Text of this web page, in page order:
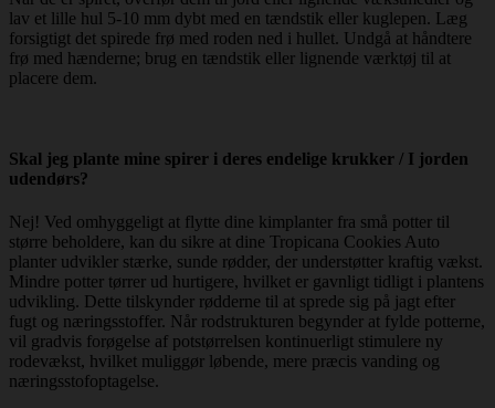
lav et lille hul 5-10 mm dybt med en tændstik eller kuglepen. Læg
forsigtigt det spirede frø med roden ned i hullet. Undgå at håndtere
frø med hænderne; brug en tændstik eller lignende værktøj til at
placere dem.
Skal jeg plante mine spirer i deres endelige krukker / I jorden
udendørs?
Nej! Ved omhyggeligt at flytte dine kimplanter fra små potter til
større beholdere, kan du sikre at dine Tropicana Cookies Auto
planter udvikler stærke, sunde rødder, der understøtter kraftig vækst.
Mindre potter tørrer ud hurtigere, hvilket er gavnligt tidligt i plantens
udvikling. Dette tilskynder rødderne til at sprede sig på jagt efter
fugt og næringsstoffer. Når rodstrukturen begynder at fylde potterne,
vil gradvis forøgelse af potstørrelsen kontinuerligt stimulere ny
rodevækst, hvilket muliggør løbende, mere præcis vanding og
næringsstofoptagelse.